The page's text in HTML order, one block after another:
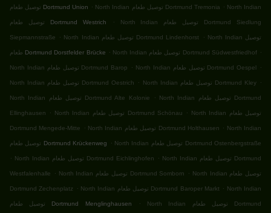
توصيل طعام Dortmund Union . North Indian توصيل طعام Dortmund Tremonia . North Indian
توصيل طعام Dortmund Westrich . North Indian توصيل طعام Dortmund Siedlung
Siepmannstraße . North Indian توصيل طعام Dortmund Lindenhorst . North Indian توصيل
طعام Dortmund Dorstfelder Brücke . North Indian توصيل طعام Dortmund Südwestfriedhof .
North Indian توصيل طعام Dortmund Barop . North Indian توصيل طعام Dortmund Oespel .
North Indian توصيل طعام Dortmund Oestrich . North Indian توصيل طعام Dortmund Kley .
North Indian توصيل طعام Dortmund Alte Kolonie . North Indian توصيل طعام Dortmund
Ellinghausen . North Indian توصيل طعام Dortmund Schönau . North Indian توصيل طعام
Dortmund Mengede-Mitte . North Indian توصيل طعام Dortmund Holthausen . North Indian
توصيل طعام Dortmund Krückenweg .
North Indian توصيل طعام Dortmund Ostenbergstraße
.
North Indian توصيل طعام Dortmund Eichlinghofen . North Indian توصيل طعام Dortmund
Westfalenhalle . North Indian توصيل طعام Dortmund Somborn . North Indian توصيل طعام
Dortmund Zechenplatz . North Indian توصيل طعام Dortmund Baroper Markt . North Indian
توصيل طعام Dortmund Menglinghausen . North Indian توصيل طعام Dortmund